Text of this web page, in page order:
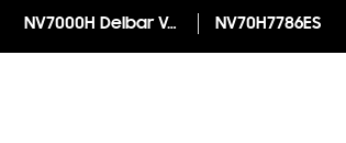
NV7000H Delbar Varmluftsugn, 70 L NV70H7786ES